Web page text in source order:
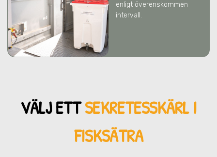
enligt överenskommen
intervall.
VÄLJ ETTSEKRETESSKÄRL I
FISKSÄTRA